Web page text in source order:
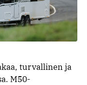
turvallinen ja
M50-